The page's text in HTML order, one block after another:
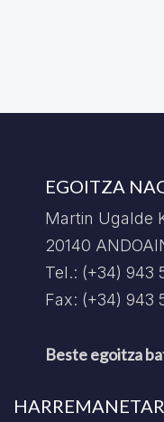
EGOITZA
Martin Ugalde
20140
Tel.: (+34) 943
Fax: (+34) 943
Beste egoitza